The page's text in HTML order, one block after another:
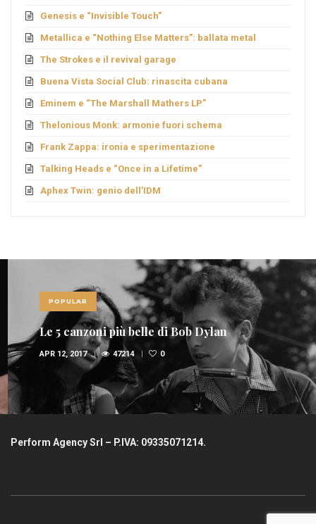
Genesis e “Invisible Touch”
Metallica e “Nothing Else Matters”: ballata metal
The Strokes e il revival garage
Buena Vista Social Club: rinascita cubana
Eminem e “The Marshall Mathers LP”
Thelonious Monk: armonie fuori schema
Frank Zappa: ironia e sperimentazione
Talking Heads e “Once in a Lifetime”
Aphex Twin: genio dell’IDM
POPULAR
Le 5 canzoni più belle di Bob Dylan
APR 12, 2017 47214 0
Perform Agency Srl – P.IVA: 09335071214.